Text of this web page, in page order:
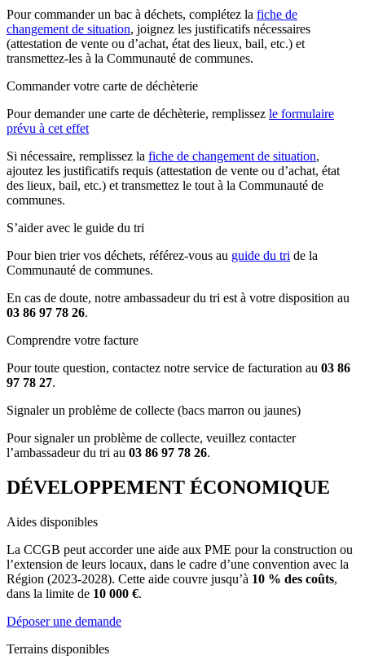
Pour commander un bac à déchets, complétez la fiche de
changement de situation, joignez les justificatifs nécessaires
(attestation de vente ou d’achat, état des lieux, bail, etc.) et
transmettez-les à la Communauté de communes.
Commander votre carte de déchèterie
Pour demander une carte de déchèterie, remplissez le formulaire
prévu à cet effet
Si nécessaire, remplissez la fiche de changement de situation,
ajoutez les justificatifs requis (attestation de vente ou d’achat, état
des lieux, bail, etc.) et transmettez le tout à la Communauté de
communes.
S’aider avec le guide du tri
Pour bien trier vos déchets, référez-vous au guide du tri de la
Communauté de communes.
En cas de doute, notre ambassadeur du tri est à votre disposition au
03 86 97 78 26.
Comprendre votre facture
Pour toute question, contactez notre service de facturation au 03 86
97 78 27.
Signaler un problème de collecte (bacs marron ou jaunes)
Pour signaler un problème de collecte, veuillez contacter
l’ambassadeur du tri au 03 86 97 78 26.
DÉVELOPPEMENT ÉCONOMIQUE
Aides disponibles
La CCGB peut accorder une aide aux PME pour la construction ou
l’extension de leurs locaux, dans le cadre d’une convention avec la
Région (2023-2028). Cette aide couvre jusqu’à 10 % des coûts,
dans la limite de 10 000 €.
Déposer une demande
Terrains disponibles